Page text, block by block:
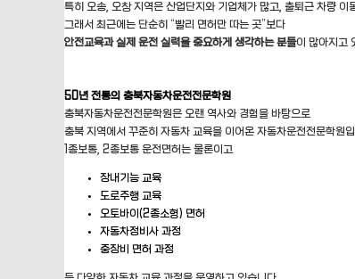
특히 오송, 오창 지역은 산업단지와 기업체가 많고, 출퇴근 차량
그래서 최근에는 단순히 “빨리 면허만 따는 곳”보다
안전교육과 실제 운전 실력을 중요하게 생각하는 분들이 많아지고
50년 전통의 충북자동차운전전문학원
충북자동차운전전문학원은 오랜 역사와 경험을 바탕으로
충북 지역에서 꾸준히 자동차 교육을 이어온 자동차운전전문학원
1종보통, 2종보통 운전면허는 물론이고
장내기능 교육
도로주행 교육
오토바이(2종소형) 면허
자동차정비사 과정
중장비 면허 과정